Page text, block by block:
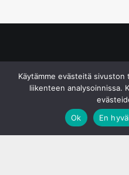
Käytämme evästeitä sivuston
liikenteen analysoinnissa.
Ok
En